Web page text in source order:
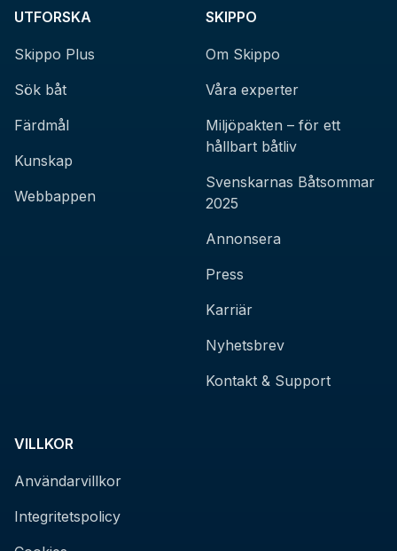
UTFORSKA
Skippo Plus
Sök båt
Färdmål
Kunskap
Webbappen
SKIPPO
Om Skippo
Våra experter
Miljöpakten – för ett
hållbart båtliv
Svenskarnas Båtsommar
2025
Annonsera
Press
Karriär
Nyhetsbrev
Kontakt & Support
VILLKOR
Användarvillkor
Integritetspolicy